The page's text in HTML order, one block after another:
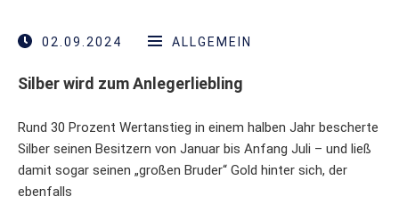
02.09.2024 ALLGEMEIN
Silber wird zum Anlegerliebling
Rund 30 Prozent Wertanstieg in einem halben Jahr bescherte
Silber seinen Besitzern von Januar bis Anfang Juli – und ließ
damit sogar seinen „großen Bruder“ Gold hinter sich, der
ebenfalls